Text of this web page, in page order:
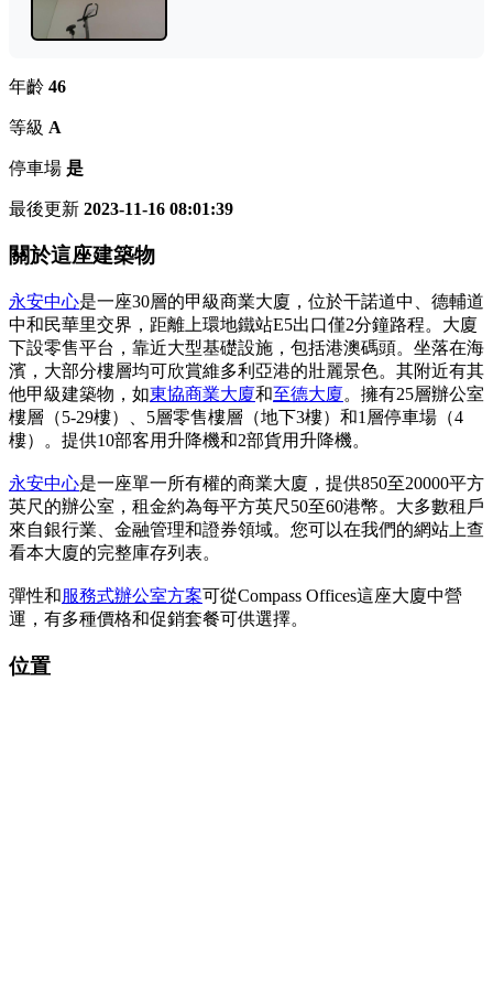
年齡 46
等級 A
停車場 是
最後更新 2023-11-16 08:01:39
關於這座建築物
永安中心是一座30層的甲級商業大廈，位於干諾道中、德輔道
中和民華里交界，距離上環地鐵站E5出口僅2分鐘路程。大廈
下設零售平台，靠近大型基礎設施，包括港澳碼頭。坐落在海
濱，大部分樓層均可欣賞維多利亞港的壯麗景色。其附近有其
他甲級建築物，如東協商業大廈和至德大廈。擁有25層辦公室
樓層（5-29樓）、5層零售樓層（地下3樓）和1層停車場（4
樓）。提供10部客用升降機和2部貨用升降機。
永安中心是一座單一所有權的商業大廈，提供850至20000平方
英尺的辦公室，租金約為每平方英尺50至60港幣。大多數租戶
來自銀行業、金融管理和證券領域。您可以在我們的網站上查
看本大廈的完整庫存列表。
彈性和服務式辦公室方案可從Compass Offices這座大廈中營
運，有多種價格和促銷套餐可供選擇。
位置